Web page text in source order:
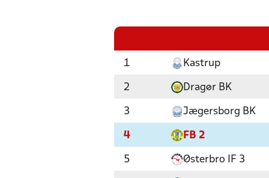
1 Kastrup
2 Dragør BK
3 Jægersborg BK
4 FB 2
5 Østerbro IF 3